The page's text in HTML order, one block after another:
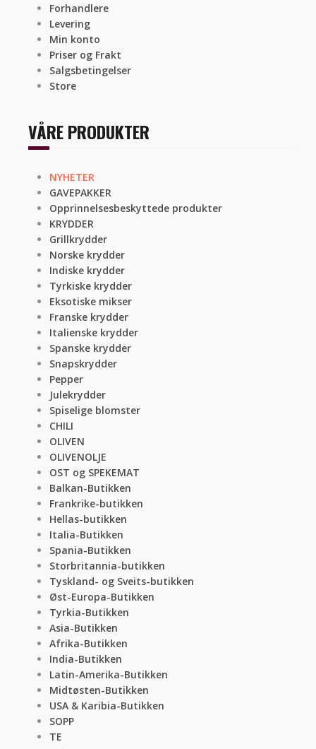
Forhandlere
Levering
Min konto
Priser og Frakt
Salgsbetingelser
Store
VÅRE PRODUKTER
NYHETER
GAVEPAKKER
Opprinnelsesbeskyttede produkter
KRYDDER
Grillkrydder
Norske krydder
Indiske krydder
Tyrkiske krydder
Eksotiske mikser
Franske krydder
Italienske krydder
Spanske krydder
Snapskrydder
Pepper
Julekrydder
Spiselige blomster
CHILI
OLIVEN
OLIVENOLJE
OST og SPEKEMAT
Balkan-Butikken
Frankrike-butikken
Hellas-butikken
Italia-Butikken
Spania-Butikken
Storbritannia-butikken
Tyskland- og Sveits-butikken
Øst-Europa-Butikken
Tyrkia-Butikken
Asia-Butikken
Afrika-Butikken
India-Butikken
Latin-Amerika-Butikken
Midtøsten-Butikken
USA & Karibia-Butikken
SOPP
TE